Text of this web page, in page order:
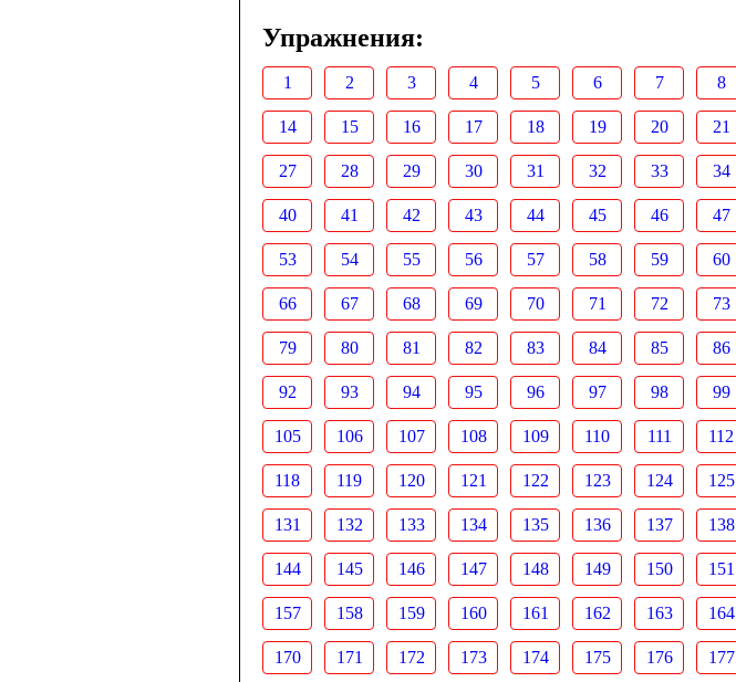
Упражнения:
1 2 3 4 5 6 7 8
14 15 16 17 18 19 20 21
27 28 29 30 31 32 33 34
40 41 42 43 44 45 46 47
53 54 55 56 57 58 59 60
66 67 68 69 70 71 72 73
79 80 81 82 83 84 85 86
92 93 94 95 96 97 98 99
105 106 107 108 109 110 111 112
118 119 120 121 122 123 124 125
131 132 133 134 135 136 137 138
144 145 146 147 148 149 150 151
157 158 159 160 161 162 163 164
170 171 172 173 174 175 176 177